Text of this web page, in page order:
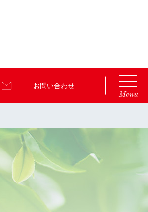
お問い合わせ
Menu